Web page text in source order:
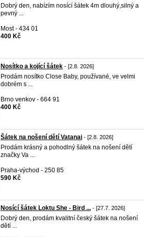
Dobrý den, nabízím nosící šátek 4m dlouhý,silný a
pevný ...
Most - 434 01
400 Kč
Nosítko a kojící šátek - [2.8. 2026]
Prodám nosítko Close Baby, používané, ve velmi
dobrém s ...
Brno venkov - 664 91
400 Kč
Šátek na nošení dětí Vatanai - [2.8. 2026]
Prodám krásný a pohodlný šátek na nošení dětí
značky Va ...
Praha-východ - 250 85
590 Kč
Nosící šátek Loktu She - Bird ... - [27.7. 2026]
Dobrý den, prodám kvalitní český šátek na nošení
dětí ...